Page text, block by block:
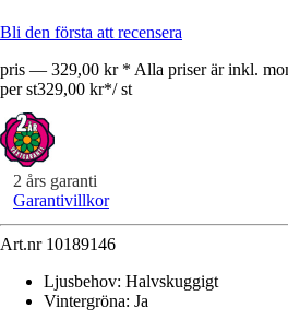
Bli den första att recensera
pris — 329,00 kr * Alla priser är inkl.
per st329,00 kr*/ st
2 års garanti
Garantivillkor
Art.nr 10189146
Ljusbehov: Halvskuggigt
Vintergröna: Ja